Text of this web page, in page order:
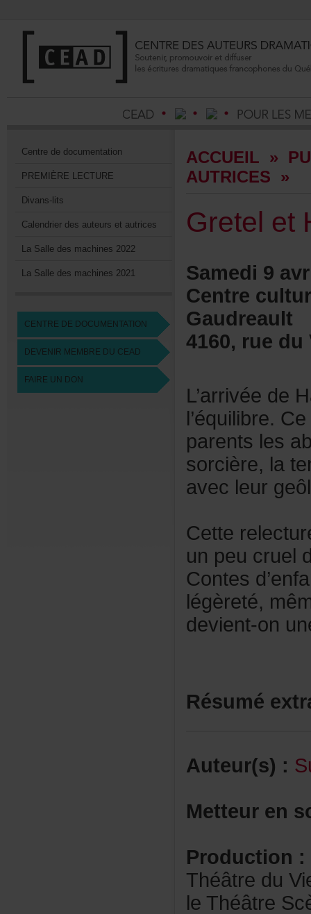
Centrededocumentation
PREMIÈRELECTURE
Divans-lits
Calendrierdesauteursetautrices
LaSalledesmachines2022
LaSalledesmachines2021
CENTREDEDOCUMENTATION
DEVENIRMEMBREDUCEAD
FAIREUNDON
ACCUEIL »
AUTRICES »
Gaudreault
devient-
Auteur(s):
Production: